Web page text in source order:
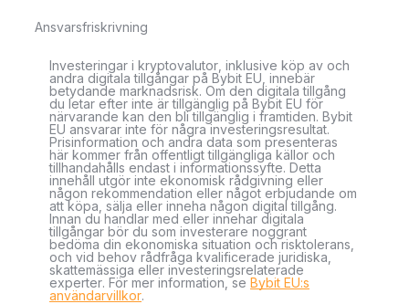
Ansvarsfriskrivning
Investeringar i kryptovalutor, inklusive köp av och
andra digitala tillgångar på Bybit EU, innebär
betydande marknadsrisk. Om den digitala tillgång
du letar efter inte är tillgänglig på Bybit EU för
närvarande kan den bli tillgänglig i framtiden. Bybit
EU ansvarar inte för några investeringsresultat.
Prisinformation och andra data som presenteras
här kommer från offentligt tillgängliga källor och
tillhandahålls endast i informationssyfte. Detta
innehåll utgör inte ekonomisk rådgivning eller
någon rekommendation eller något erbjudande om
att köpa, sälja eller inneha någon digital tillgång.
Innan du handlar med eller innehar digitala
tillgångar bör du som investerare noggrant
bedöma din ekonomiska situation och risktolerans,
och vid behov rådfråga kvalificerade juridiska,
skattemässiga eller investeringsrelaterade
experter. För mer information, se Bybit EU:s
användarvillkor.